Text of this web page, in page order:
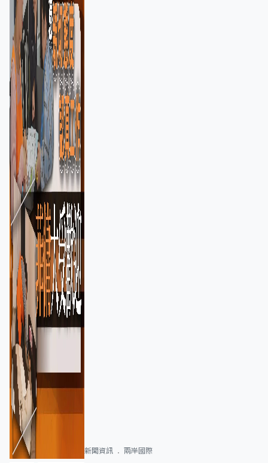
新聞資訊 兩岸國際